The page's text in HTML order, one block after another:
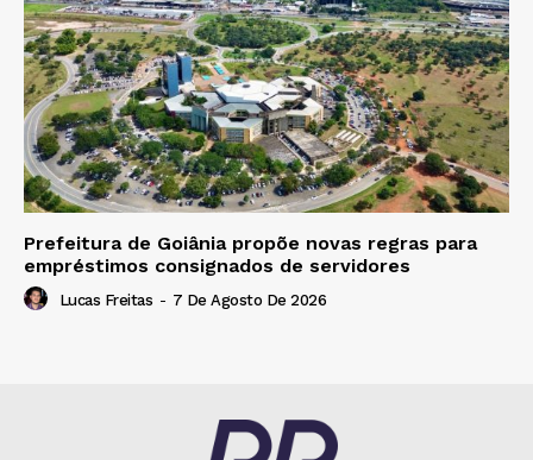
Prefeitura de Goiânia propõe novas regras para
empréstimos consignados de servidores
Lucas Freitas - 7 De Agosto De 2026